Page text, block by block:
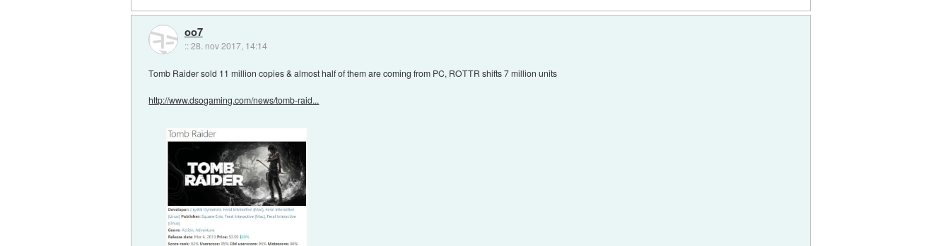
oo7
::28. nov 2017, 14:14
Tomb Raider sold 11 million copies & almost half of them are coming from PC, ROTTR shifts 7 million units
http://www.dsogaming.com/news/tomb-raid...